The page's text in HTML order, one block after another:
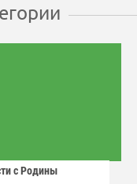
с Родины